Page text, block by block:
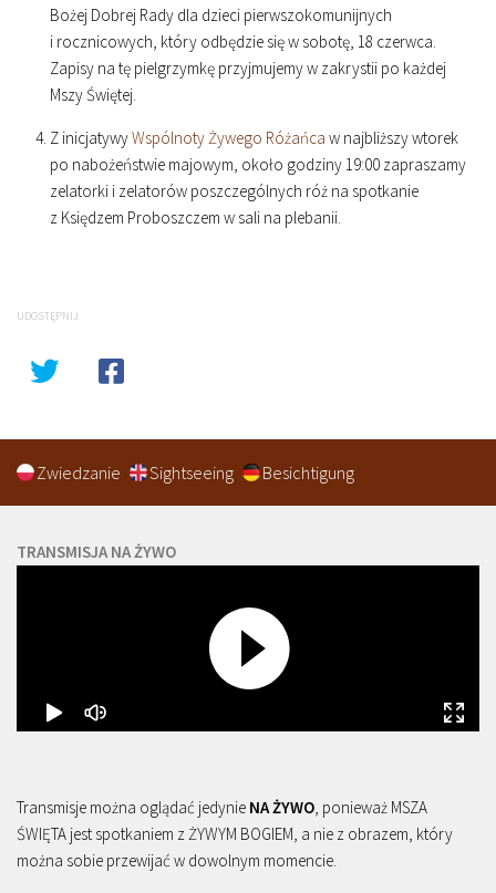
Bożej Dobrej Rady dla dzieci pierwszokomunijnych
i rocznicowych, który odbędzie się w sobotę, 18 czerwca.
Zapisy na tę pielgrzymkę przyjmujemy w zakrystii po każdej
Mszy Świętej.
Z inicjatywyWspólnoty Żywego Różańca w najbliższy wtorek
po nabożeństwie majowym, około godziny19:00 zapraszamy
zelatorki i zelatorów poszczególnych róż na spotkanie
z Księdzem Proboszczem w sali na plebanii.
UDOSTĘPNIJ
Zwiedzanie Sightseeing Besichtigung
TRANSMISJA NA ŻYWO
Transmisje można oglądać jedynie NA ŻYWO, ponieważ MSZA
ŚWIĘTA jest spotkaniem z ŻYWYM BOGIEM, a nie z obrazem, który
można sobie przewijać w dowolnym momencie.